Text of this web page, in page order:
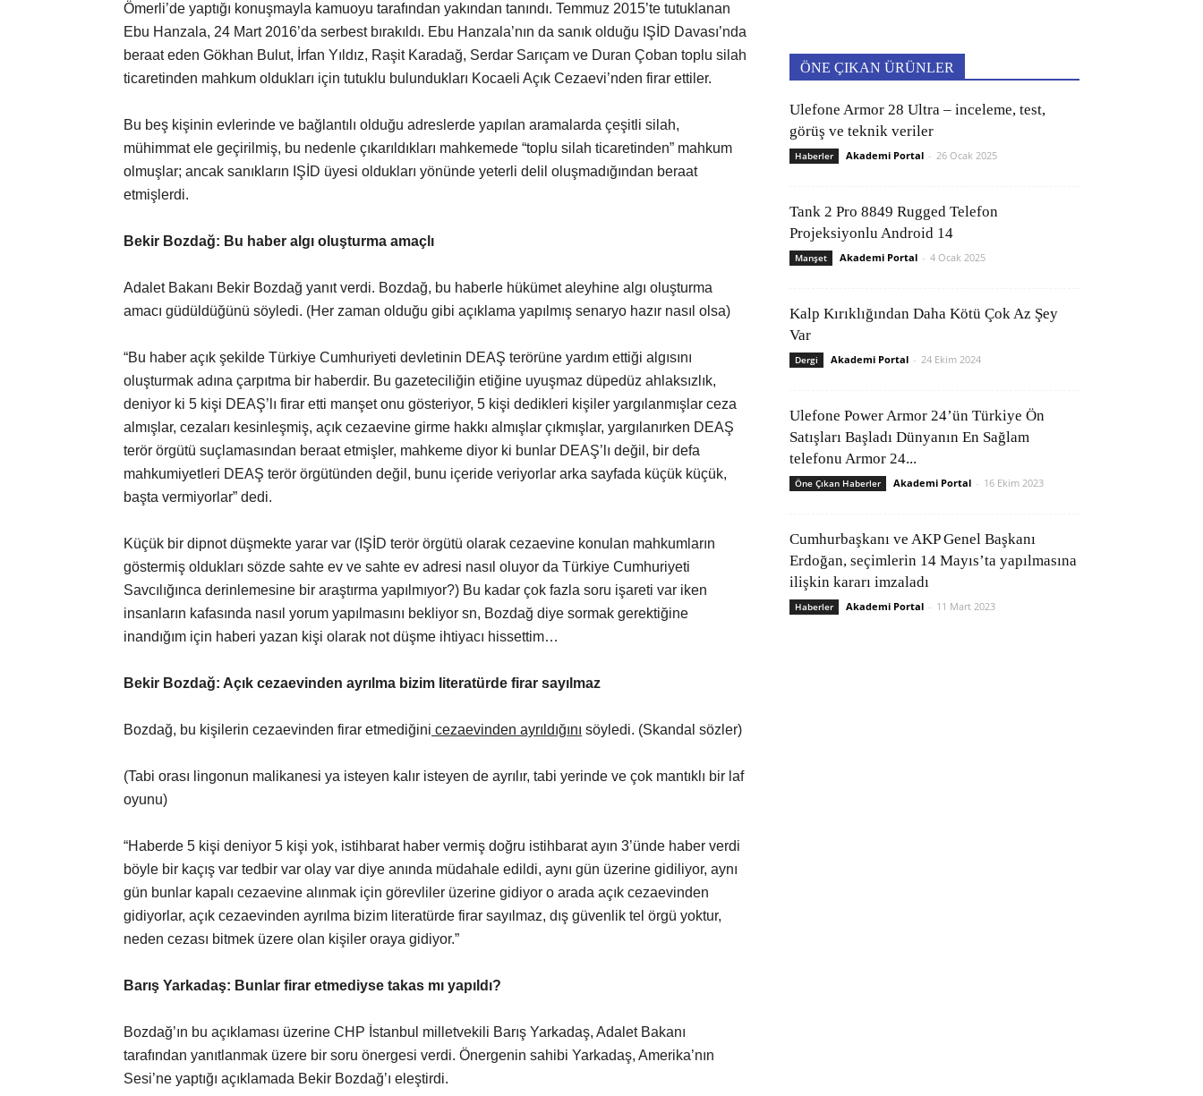
Ömerli’de yaptığı konuşmayla kamuoyu tarafından yakından tanındı. Temmuz 2015’te tutuklanan
Ebu Hanzala, 24 Mart 2016’da serbest bırakıldı. Ebu Hanzala’nın da sanık olduğu IŞİD Davası’nda
beraat eden Gökhan Bulut, İrfan Yıldız, Raşit Karadağ, Serdar Sarıçam ve Duran Çoban toplu silah
ticaretinden mahkum oldukları için tutuklu bulundukları Kocaeli Açık Cezaevi’nden firar ettiler.
Bu beş kişinin evlerinde ve bağlantılı olduğu adreslerde yapılan aramalarda çeşitli silah,
mühimmat ele geçirilmiş, bu nedenle çıkarıldıkları mahkemede “toplu silah ticaretinden” mahkum
olmuşlar; ancak sanıkların IŞİD üyesi oldukları yönünde yeterli delil oluşmadığından beraat
etmişlerdi.
Bekir Bozdağ: Bu haber algı oluşturma amaçlı
Adalet Bakanı Bekir Bozdağ yanıt verdi. Bozdağ, bu haberle hükümet aleyhine algı oluşturma
amacı güdüldüğünü söyledi. (Her zaman olduğu gibi açıklama yapılmış senaryo hazır nasıl olsa)
“Bu haber açık şekilde Türkiye Cumhuriyeti devletinin DEAŞ terörüne yardım ettiği algısını
oluşturmak adına çarpıtma bir haberdir. Bu gazeteciliğin etiğine uyuşmaz düpedüz ahlaksızlık,
deniyor ki 5 kişi DEAŞ’lı firar etti manşet onu gösteriyor, 5 kişi dedikleri kişiler yargılanmışlar ceza
almışlar, cezaları kesinleşmiş, açık cezaevine girme hakkı almışlar çıkmışlar, yargılanırken DEAŞ
terör örgütü suçlamasından beraat etmişler, mahkeme diyor ki bunlar DEAŞ’lı değil, bir defa
mahkumiyetleri DEAŞ terör örgütünden değil, bunu içeride veriyorlar arka sayfada küçük küçük,
başta vermiyorlar” dedi.
Küçük bir dipnot düşmekte yarar var (IŞİD terör örgütü olarak cezaevine konulan mahkumların
göstermiş oldukları sözde sahte ev ve sahte ev adresi nasıl oluyor da Türkiye Cumhuriyeti
Savcılığınca derinlemesine bir araştırma yapılmıyor?) Bu kadar çok fazla soru işareti var iken
insanların kafasında nasıl yorum yapılmasını bekliyor sn, Bozdağ diye sormak gerektiğine
inandığım için haberi yazan kişi olarak not düşme ihtiyacı hissettim…
Bekir Bozdağ: Açık cezaevinden ayrılma bizim literatürde firar sayılmaz
Bozdağ, bu kişilerin cezaevinden firar etmediğini cezaevinden ayrıldığını söyledi. (Skandal sözler)
(Tabi orası lingonun malikanesi ya isteyen kalır isteyen de ayrılır, tabi yerinde ve çok mantıklı bir laf
oyunu)
“Haberde 5 kişi deniyor 5 kişi yok, istihbarat haber vermiş doğru istihbarat ayın 3’ünde haber verdi
böyle bir kaçış var tedbir var olay var diye anında müdahale edildi, aynı gün üzerine gidiliyor, aynı
gün bunlar kapalı cezaevine alınmak için görevliler üzerine gidiyor o arada açık cezaevinden
gidiyorlar, açık cezaevinden ayrılma bizim literatürde firar sayılmaz, dış güvenlik tel örgü yoktur,
neden cezası bitmek üzere olan kişiler oraya gidiyor.”
Barış Yarkadaş: Bunlar firar etmediyse takas mı yapıldı?
Bozdağ’ın bu açıklaması üzerine CHP İstanbul milletvekili Barış Yarkadaş, Adalet Bakanı
tarafından yanıtlanmak üzere bir soru önergesi verdi. Önergenin sahibi Yarkadaş, Amerika’nın
Sesi’ne yaptığı açıklamada Bekir Bozdağ’ı eleştirdi.
ÖNE ÇIKAN ÜRÜNLER
Ulefone Armor 28 Ultra – inceleme, test,
görüş ve teknik veriler
Haberler Akademi Portal - 26 Ocak 2025
Tank 2 Pro 8849 Rugged Telefon
Projeksiyonlu Android 14
Manşet Akademi Portal - 4 Ocak 2025
Kalp Kırıklığından Daha Kötü Çok Az Şey
Var
Dergi Akademi Portal - 24 Ekim 2024
Ulefone Power Armor 24’ün Türkiye Ön
Satışları Başladı Dünyanın En Sağlam
telefonu Armor 24...
Öne Çıkan Haberler Akademi Portal - 16 Ekim 2023
Cumhurbaşkanı ve AKP Genel Başkanı
Erdoğan, seçimlerin 14 Mayıs’ta yapılmasına
ilişkin kararı imzaladı
Haberler Akademi Portal - 11 Mart 2023